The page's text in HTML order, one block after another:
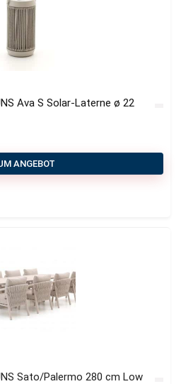
Ava S Solar-Laterne ø 22
ANGEBOT
Sato/Palermo 280 cm Low